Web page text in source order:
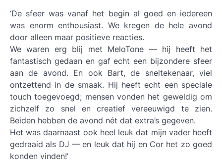
‘De sfeer was vanaf het begin al goed en iedereen
was enorm enthousiast. We kregen de hele avond
door alleen maar positieve reacties.
We waren erg blij met MeloTone — hij heeft het
fantastisch gedaan en gaf echt een bijzondere sfeer
aan de avond. En ook Bart, de sneltekenaar, viel
ontzettend in de smaak. Hij heeft echt een speciale
touch toegevoegd; mensen vonden het geweldig om
zichzelf zo snel en creatief vereeuwigd te zien.
Beiden hebben de avond nét dat extra’s gegeven.
Het was daarnaast ook heel leuk dat mijn vader heeft
gedraaid als DJ — en leuk dat hij en Cor het zo goed
konden vinden!’